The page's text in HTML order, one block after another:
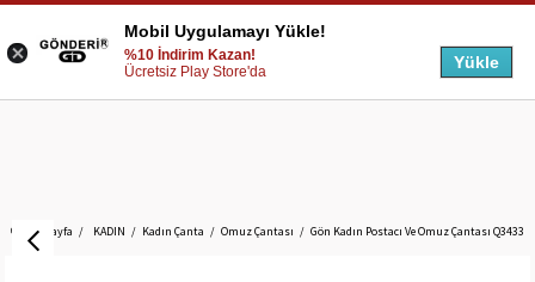
Anasayfa KADIN Kadın Çanta Omuz Çantası Gön Kadın Postacı Ve Omuz Çantası Q3433
Mobil Uygulamayı Yükle!
%10 İndirim Kazan!
Ücretsiz Play Store'da
Yükle